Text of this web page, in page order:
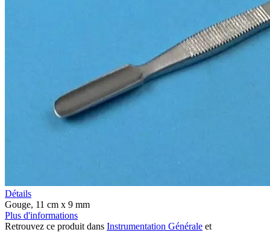
Détails
Gouge, 11 cm x 9 mm
Plus d'informations
Retrouvez ce produit dans Instrumentation Générale et